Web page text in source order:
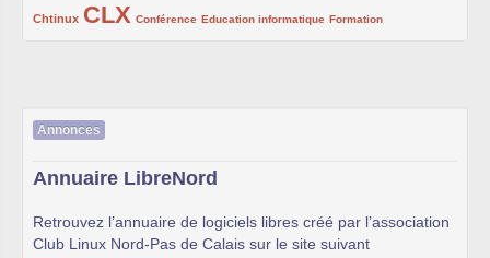
Chtinux
222/1002CLX
1002/1002 Conférence
132/1002 Education informatique
119/1002 Formation
168/1002
Annonces
Annuaire LibreNord
Retrouvez l’annuaire de logiciels libres créé par l’association
Club Linux Nord-Pas de Calais sur le site suivant